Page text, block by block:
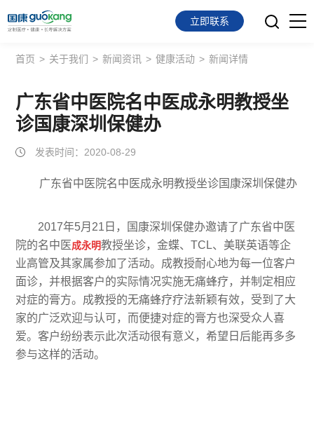
首页
面向会员
面向企业
立即联系
首页 > 关于我们 > 新闻资讯 > 健康活动 > 新闻详情
广东省中医院名中医成永明教授坐
诊国康深圳保健办
发表时间：2020-08-29
广东省中医院名中医成永明教授坐诊国康深圳保健办
2017年5月21日，国康深圳保健办邀请了广东省中医
院的名中医成永明教授坐诊，金蝶、TCL、美联英语等企
业高管及其家属参加了活动。成教授耐心地为每一位客户
面诊，并根据客户的实际情况实施无痛蜂疗，并制定相应
对症的膏方。成教授的无痛蜂疗疗法新颖有效，受到了大
家的广泛欢迎与认可，而便捷对症的膏方也深受众人喜
爱。客户纷纷表示此次活动很有意义，希望日后能再多多
参与这样的活动。